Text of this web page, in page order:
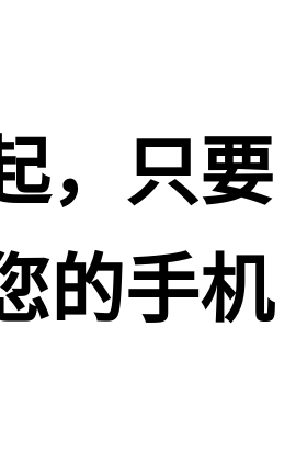
，只要
的手机